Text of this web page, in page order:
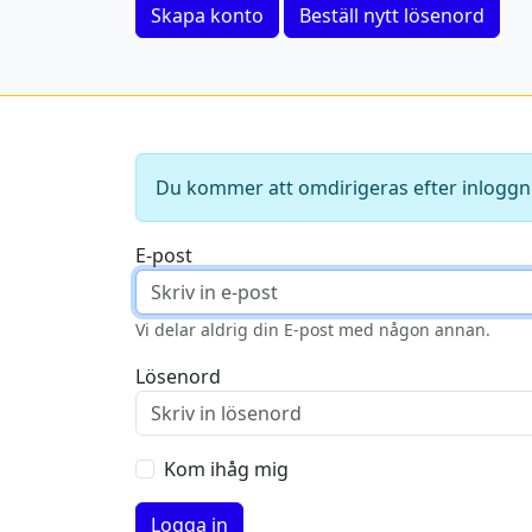
Skapa konto Beställ nytt lösenord
Du kommer att omdirigeras efter
E-post
Vi delar aldrig din E-post med någon annan.
Lösenord
Kom ihåg mig